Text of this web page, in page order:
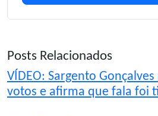
Posts Relacionados
VÍDEO: Sargento
votos e afirma que fala foi